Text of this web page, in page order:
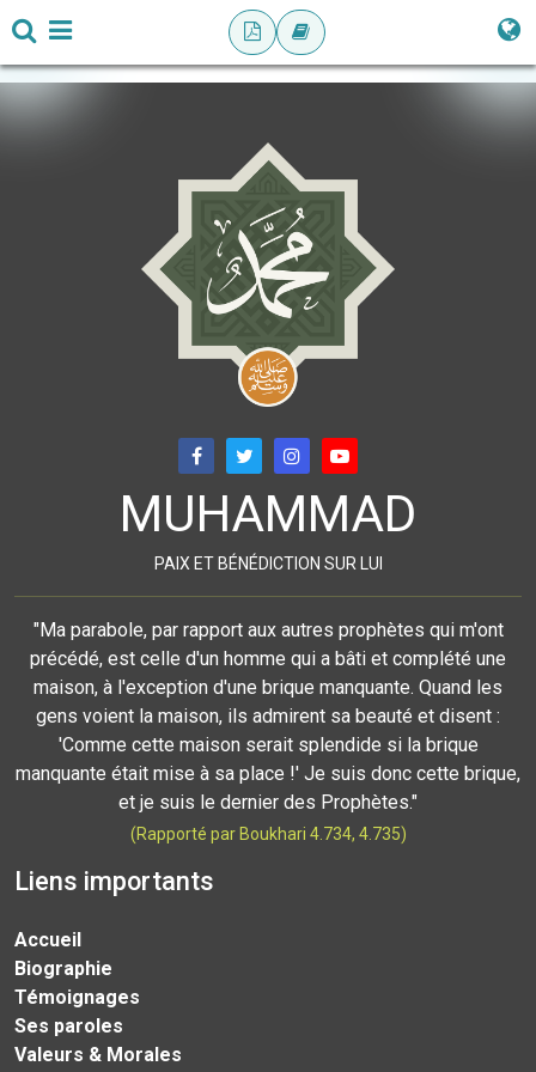
MUHAMMAD
PAIX ET BÉNÉDICTION SUR LUI
"Ma parabole, par rapport aux autres prophètes qui m'ont
précédé, est celle d'un homme qui a bâti et complété une
maison, à l'exception d'une brique manquante. Quand les
gens voient la maison, ils admirent sa beauté et disent :
'Comme cette maison serait splendide si la brique
manquante était mise à sa place !' Je suis donc cette brique,
et je suis le dernier des Prophètes."
(Rapporté par Boukhari 4.734, 4.735)
Liens importants
Accueil
Biographie
Témoignages
Ses paroles
Valeurs & Morales